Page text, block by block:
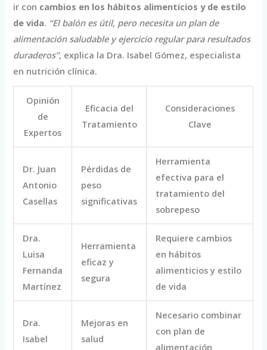
ir con cambios en los hábitos alimenticios y de estilo
de vida. “El balón es útil, pero necesita un plan de
alimentación saludable y ejercicio regular para resultados
duraderos”, explica la Dra. Isabel Gómez, especialista
en nutrición clínica.
Opinión
de
Expertos
Eficacia del
Tratamiento
Consideraciones
Clave
Dr. Juan
Antonio
Casellas
Pérdidas de
peso
significativas
Herramienta
efectiva para el
tratamiento del
sobrepeso
Dra.
Luisa
Fernanda
Martínez
Herramienta
eficaz y
segura
Requiere cambios
en hábitos
alimenticios y estilo
de vida
Dra.
Isabel
Mejoras en
salud
Necesario combinar
con plan de
alimentación